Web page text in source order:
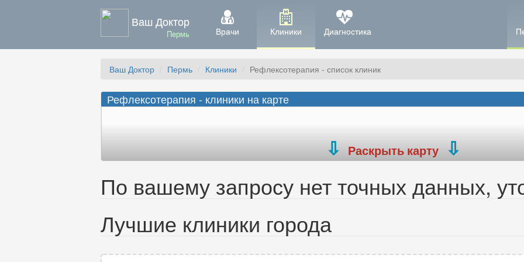
Ваш Доктор
Пермь Врачи Клиники Диагностика
Ваш Доктор Пермь Клиники Рефлексотерапия - список клиник
Рефлексотерапия - клиники на карте
Раскрыть карту
По вашему запросу нет точных данных,
Лучшие клиники города